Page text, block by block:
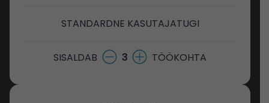
STANDARDNE KASUTAJATUGI
SISALDAB 3 TÖÖKOHTA